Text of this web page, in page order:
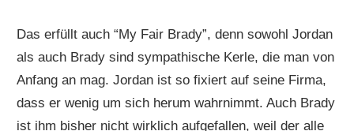
Das erfüllt auch “My Fair Brady”, denn sowohl Jordan
als auch Brady sind sympathische Kerle, die man von
Anfang an mag. Jordan ist so fixiert auf seine Firma,
dass er wenig um sich herum wahrnimmt. Auch Brady
ist ihm bisher nicht wirklich aufgefallen, weil der alle